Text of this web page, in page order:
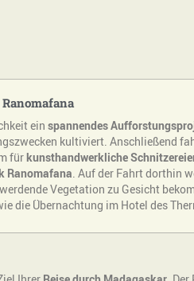
ein spannendes
kultiviert. Anschließend
fürkunsthandwerkliche
Ranomafana. Auf der Fahrt dorthin
Vegetation zu Gesicht
die Übernachtung im Hotel des